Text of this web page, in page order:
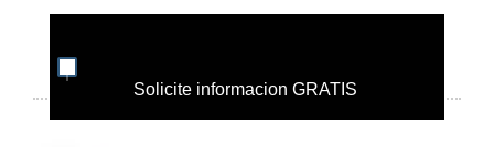
Solicite informacion GRATIS